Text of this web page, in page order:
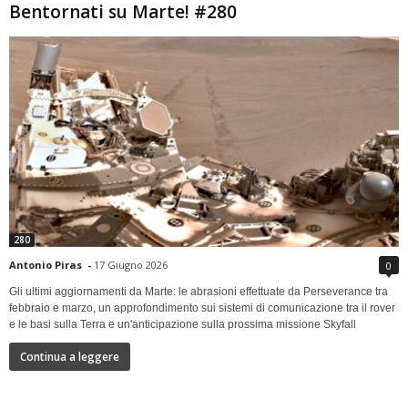
Bentornati su Marte! #280
280
Antonio Piras - 17 Giugno 2026 0
Gli ultimi aggiornamenti da Marte: le abrasioni effettuate da Perseverance tra
febbraio e marzo, un approfondimento sui sistemi di comunicazione tra il rover
e le basi sulla Terra e un'anticipazione sulla prossima missione Skyfall
Continua a leggere